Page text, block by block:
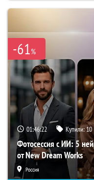
-61%
01:46:22 Купили:10
Фотосессия с ИИ: 5
от New Dream Works
Россия